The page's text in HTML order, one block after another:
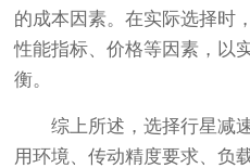
的成本因素。在实际选择时
性能指标、价格等因素，以
衡。
综上所述，选择行星减
用环境、传动精度要求、负